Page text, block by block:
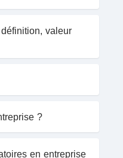
valeur
?
en entreprise